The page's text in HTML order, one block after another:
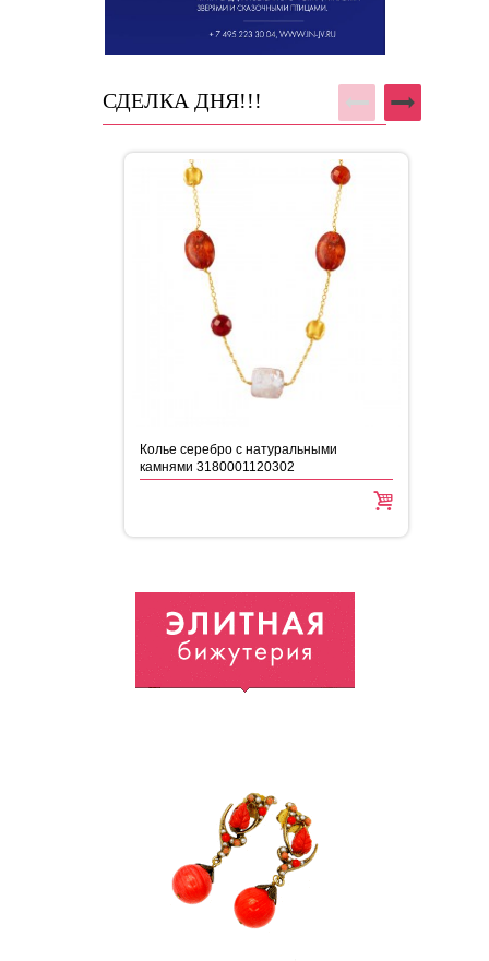
СДЕЛКА ДНЯ!!!
Колье серебро с натуральными
камнями 3180001120302